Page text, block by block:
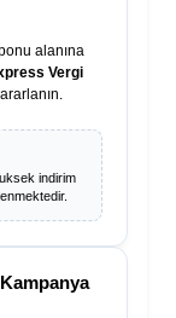
alanına
Vergi
indirim
Kampanya